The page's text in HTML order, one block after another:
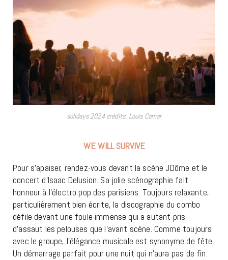
solidays 2024 crédits: Louis Comar
WE WILL SURVIVE
Pour s’apaiser, rendez-vous devant la scène JDôme et le
concert d’Isaac Delusion. Sa jolie scénographie fait
honneur à l’électro pop des parisiens. Toujours relaxante,
particulièrement bien écrite, la discographie du combo
défile devant une foule immense qui a autant pris
d’assaut les pelouses que l’avant scène. Comme toujours
avec le groupe, l’élégance musicale est synonyme de fête.
Un démarrage parfait pour une nuit qui n’aura pas de fin.